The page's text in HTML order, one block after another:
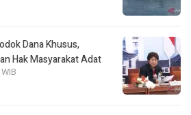
Dana Khusus,
Hak Masyarakat Adat